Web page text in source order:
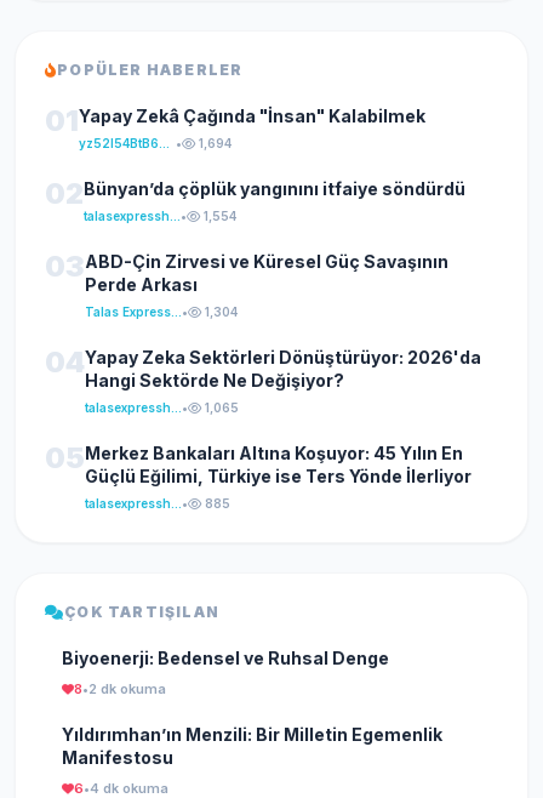
POPÜLER HABERLER
01Yapay Zekâ Çağında "İnsan" Kalabilmek
• 1,694
02Bünyan’da çöplük yangınını itfaiye söndürdü
• 1,554
03ABD-Çin Zirvesi ve Küresel Güç Savaşının
Perde Arkası
• 1,304
04Yapay Zeka Sektörleri Dönüştürüyor: 2026'da
Hangi Sektörde Ne Değişiyor?
• 1,065
05Merkez Bankaları Altına Koşuyor: 45 Yılın En
Güçlü Eğilimi, Türkiye ise Ters Yönde İlerliyor
• 885
ÇOK TARTIŞILAN
Biyoenerji: Bedensel ve Ruhsal Denge
8•2 dk okuma
Yıldırımhan’ın Menzili: Bir Milletin Egemenlik
Manifestosu
6•4 dk okuma